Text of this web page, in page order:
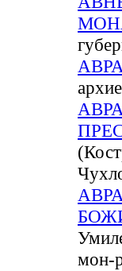
мон-